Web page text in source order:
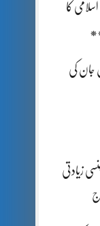
کا
جان کی
بچے کو جنسی زیادتی